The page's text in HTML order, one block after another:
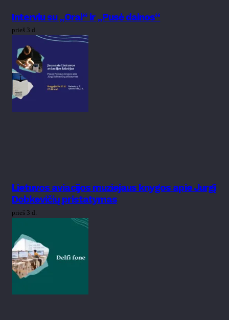
Interviu su „Orai“ ir „Pusė dainos“
prieš 3 d.
Lietuvos aviacijos muziejaus knygos apie Jurgį
Dobkevičių pristatymas
prieš 3 d.